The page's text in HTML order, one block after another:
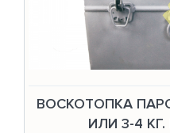
ВОСКОТОПКА
ИЛИ 3-4